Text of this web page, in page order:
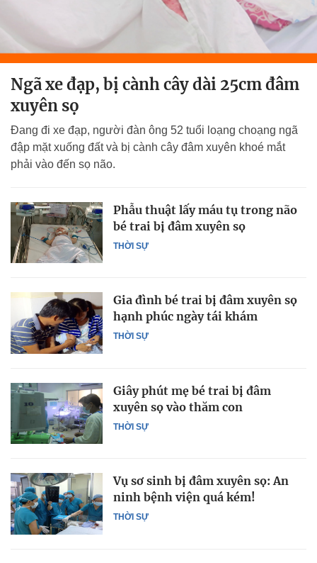
Ngã xe đạp, bị cành cây dài 25cm đâm
xuyên sọ
Đang đi xe đạp, người đàn ông 52 tuổi loạng choạng ngã
đập mặt xuống đất và bị cành cây đâm xuyên khoé mắt
phải vào đến sọ não.
THỜI SỰ
Phẫu thuật lấy máu tụ trong não
bé trai bị đâm xuyên sọ
THỜI SỰ
Gia đình bé trai bị đâm xuyên sọ
hạnh phúc ngày tái khám
THỜI SỰ
Giây phút mẹ bé trai bị đâm
xuyên sọ vào thăm con
THỜI SỰ
Vụ sơ sinh bị đâm xuyên sọ: An
ninh bệnh viện quá kém!